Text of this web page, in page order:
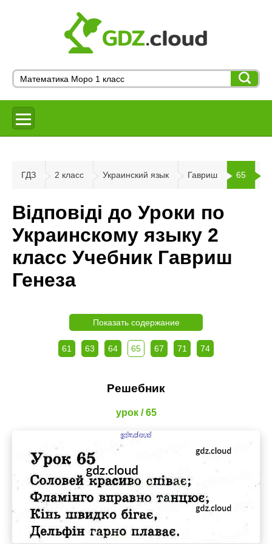
ГДЗ 2 класс Украинский язык Гавриш 65
Відповіді до Уроки по
Украинскому языку 2
класс Учебник Гавриш
Генеза
Показать содержание
61 63 64 65 67 71 74
Решебник
урок / 65